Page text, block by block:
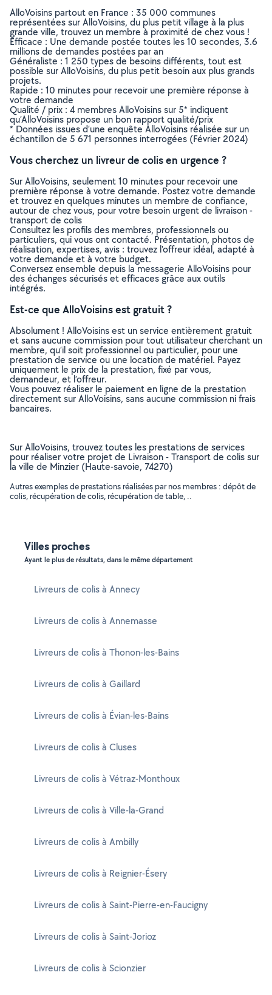
AlloVoisins partout en France : 35 000 communes
représentées sur AlloVoisins, du plus petit village à la plus
grande ville, trouvez un membre à proximité de chez vous !
Efficace : Une demande postée toutes les 10 secondes, 3.6
millions de demandes postées par an
Généraliste : 1 250 types de besoins différents, tout est
possible sur AlloVoisins, du plus petit besoin aux plus grands
projets.
Rapide : 10 minutes pour recevoir une première réponse à
votre demande
Qualité / prix : 4 membres AlloVoisins sur 5* indiquent
qu’AlloVoisins propose un bon rapport qualité/prix
* Données issues d’une enquête AlloVoisins réalisée sur un
échantillon de 5 671 personnes interrogées (Février 2024)
Vous cherchez un livreur de colis en urgence ?
Sur AlloVoisins, seulement 10 minutes pour recevoir une
première réponse à votre demande. Postez votre demande
et trouvez en quelques minutes un membre de confiance,
autour de chez vous, pour votre besoin urgent de livraison -
transport de colis
Consultez les profils des membres, professionnels ou
particuliers, qui vous ont contacté. Présentation, photos de
réalisation, expertises, avis : trouvez l'offreur idéal, adapté à
votre demande et à votre budget.
Conversez ensemble depuis la messagerie AlloVoisins pour
des échanges sécurisés et efficaces grâce aux outils
intégrés.
Est-ce que AlloVoisins est gratuit ?
Absolument ! AlloVoisins est un service entièrement gratuit
et sans aucune commission pour tout utilisateur cherchant un
membre, qu’il soit professionnel ou particulier, pour une
prestation de service ou une location de matériel. Payez
uniquement le prix de la prestation, fixé par vous,
demandeur, et l’offreur.
Vous pouvez réaliser le paiement en ligne de la prestation
directement sur AlloVoisins, sans aucune commission ni frais
bancaires.
Sur AlloVoisins, trouvez toutes les prestations de services
pour réaliser votre projet de Livraison - Transport de colis sur
la ville de Minzier (Haute-savoie, 74270)
Autres exemples de prestations réalisées par nos membres : dépôt de
colis, récupération de colis, récupération de table, ..
Villes proches
Ayant le plus de résultats, dans le même département
Livreurs de colis à Annecy
Livreurs de colis à Annemasse
Livreurs de colis à Thonon-les-Bains
Livreurs de colis à Gaillard
Livreurs de colis à Évian-les-Bains
Livreurs de colis à Cluses
Livreurs de colis à Vétraz-Monthoux
Livreurs de colis à Ville-la-Grand
Livreurs de colis à Ambilly
Livreurs de colis à Reignier-Ésery
Livreurs de colis à Saint-Pierre-en-Faucigny
Livreurs de colis à Saint-Jorioz
Livreurs de colis à Scionzier